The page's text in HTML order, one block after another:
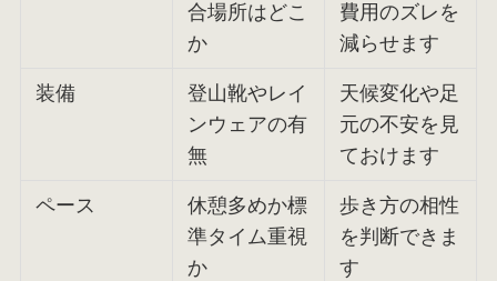
合場所はどこ
か
費用のズレを
減らせます
装備
登山靴やレイ
ンウェアの有
無
天候変化や足
元の不安を見
ておけます
ペース
休憩多めか標
準タイム重視
か
歩き方の相性
を判断できま
す